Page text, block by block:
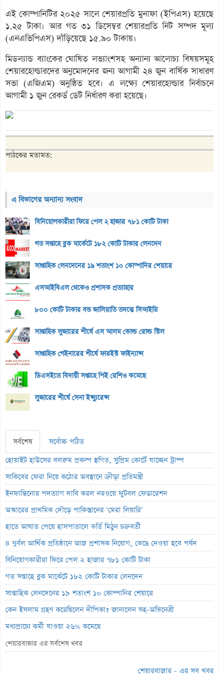
এই কোম্পানিটির ২০২৫ সালে শেয়ারপ্রতি মুনাফা (ইপিএস) হয়েছে
১.২৫ টাকা। আর গত ৩১ ডিসেম্বর শেয়ারপ্রতি নিট সম্পদ মূল্য
(এনএভিপিএস) দাঁড়িয়েছে ১৫.৯০ টাকায়।
মিডল্যান্ড ব্যাংকের ঘোষিত লভ্যাংশসহ অন্যান্য আলোচ্য বিষয়সমূহ
শেয়ারহোল্ডারদের অনুমোদনের জন্য আগামী ২৪ জুন বার্ষিক সাধারণ
সভা (এজিএম) অনুষ্ঠিত হবে। এ লক্ষ্যে শেয়ারহোল্ডার নির্বাচনে
আগামী ১ জুন রেকর্ড ডেট নির্ধারণ করা হয়েছে।
পাঠকের মতামত:
এ বিভাগের অন্যান্য সংবাদ
বিনিয়োগকারীরা ফিরে পেল ২ হাজার ৭৮১ কোটি টাকা
গত সপ্তাহে ব্লক মার্কেটে ১৮২ কোটি টাকার লেনদেন
সাপ্তাহিক লেনদেনের ১৯ শতাংশ ১০ কোম্পানির শেয়ারে
এসআইবিএল থেকেও প্রশাসক প্রত্যাহার
৮০০ কোটি টাকার বন্ড জালিয়াতি তদন্তে সিআইডি
সাপ্তাহিক লুজারের শীর্ষে এস আলম কোল্ড রোল্ড স্টিল
সাপ্তাহিক গেইনারের শীর্ষে ফারইস্ট ফাইন্যান্স
ডিএসইতে বিদায়ী সপ্তাহে পিই রেশিও কমেছে
লুজারের শীর্ষে সেনা ইন্স্যুরেন্স
সর্বশেষ
সর্বোচ্চ পঠিত
হোয়াইট হাউসের বলরুম প্রকল্প স্থগিত, সুপ্রিম কোর্টে যাচ্ছেন ট্রাম্প
সাকিবের ফেরা নিয়ে কঠোর অবস্থানে ক্রীড়া প্রতিমন্ত্রী
ইনফান্তিনোর পদত্যাগ দাবি করল নরওয়ে ফুটবল ফেডারেশন
অস্কারের প্রাথমিক দৌড়ে পাকিস্তানের ‘মেরা লিয়ারি’
হাতে আঘাত পেয়ে হাসপাতালে ভর্তি মিঠুন চক্রবর্তী
৪ দুর্বল আর্থিক প্রতিষ্ঠানে আজ প্রশাসক নিয়োগ, ভেঙে দেওয়া হবে পর্ষদ
বিনিয়োগকারীরা ফিরে পেল ২ হাজার ৭৮১ কোটি টাকা
গত সপ্তাহে ব্লক মার্কেটে ১৮২ কোটি টাকার লেনদেন
সাপ্তাহিক লেনদেনের ১৯ শতাংশ ১০ কোম্পানির শেয়ারে
কেন ইসলাম গ্রহণ করেছিলেন দীপিকা? জানালেন সহ-অভিনেত্রী
মধ্যপ্রাচ্যে কর্মী যাওয়া ২৬% কমেছে
স্বর্ণ খাতকে আনুষ্ঠানিক শিল্পে আনতে নতুন নীতিমালা
শেয়ারবাজার এর সর্বশেষ খবর
শেয়ারবাজার - এর সব খবর